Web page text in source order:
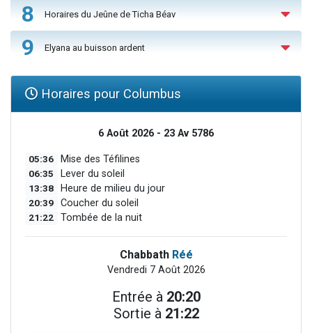
8 Horaires du Jeûne de Ticha Béav
9 Elyana au buisson ardent
Horaires pour Columbus
6 Août 2026 - 23 Av 5786
05:36 Mise des Téfilines
06:35 Lever du soleil
13:38 Heure de milieu du jour
20:39 Coucher du soleil
21:22 Tombée de la nuit
Chabbath Réé
Vendredi 7 Août 2026
Entrée à 20:20
Sortie à 21:22